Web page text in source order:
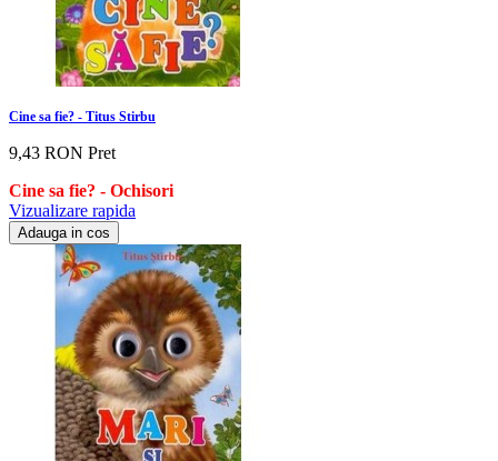
Cine sa fie? - Titus Stirbu
9,43 RON Pret
Cine sa fie? - Ochisori
Vizualizare rapida
Adauga in cos